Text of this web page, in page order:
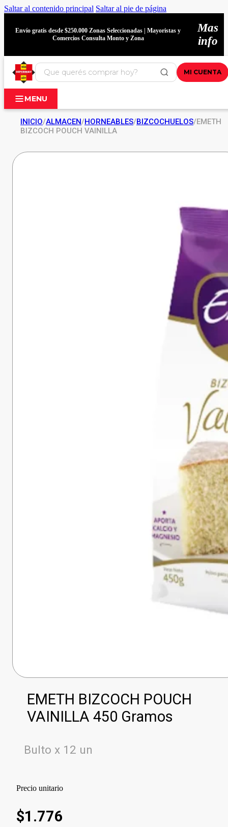
Saltar al contenido principal Saltar al pie de página
Envío gratis desde $250.000 Zonas Seleccionadas | Mayoristas y
Comercios Consulta Monto y Zona
Mas
info
MI CUENTA
MENU
INICIO/ALMACEN/HORNEABLES/BIZCOCHUELOS/EMETH
BIZCOCH POUCH VAINILLA
EMETH BIZCOCH POUCH
VAINILLA 450 Gramos
Bulto x 12 un
Precio unitario
$1.776